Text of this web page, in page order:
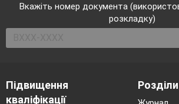
Вкажіть номер документа
розкладку)
Підвищення
кваліфікації
Розділи